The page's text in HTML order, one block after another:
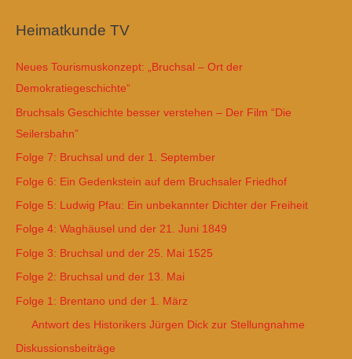
Heimatkunde TV
Neues Tourismuskonzept: „Bruchsal – Ort der
Demokratiegeschichte“
Bruchsals Geschichte besser verstehen – Der Film “Die
Seilersbahn”
Folge 7: Bruchsal und der 1. September
Folge 6: Ein Gedenkstein auf dem Bruchsaler Friedhof
Folge 5: Ludwig Pfau: Ein unbekannter Dichter der Freiheit
Folge 4: Waghäusel und der 21. Juni 1849
Folge 3: Bruchsal und der 25. Mai 1525
Folge 2: Bruchsal und der 13. Mai
Folge 1: Brentano und der 1. März
Antwort des Historikers Jürgen Dick zur Stellungnahme
Diskussionsbeiträge